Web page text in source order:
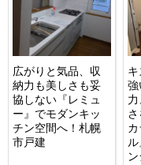
広がりと気品、収
納力も美しさも妥
協しない『レミュ
ー』でモダンキッ
チン空間へ！札幌
市戸建
強